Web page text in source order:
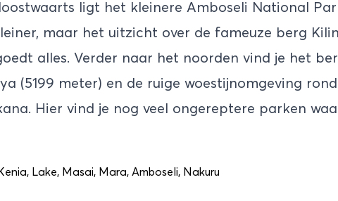
ligt het kleinere Amboseli National
maar het uitzicht over de fameuze berg
alles. Verder naar het noorden vind je het
(5199 meter) en de ruige woestijnomgeving
Hier vind je nog veel ongereptere parken
Kenia, Lake, Masai, Mara, Amboseli, Nakuru